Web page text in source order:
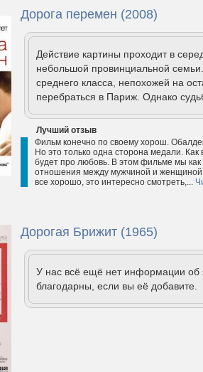
Дорога перемен (2008)
Действие картины проходит в
небольшой провинциальной
среднего класса, непохожей на
перебраться в Париж. Однако
Лучший отзыв
Фильм конечно по своему хорош.
Но это только одна сторона медали.
будет про любовь. В этом фильме мы
отношения между мужчиной и
все хорошо, это интересно смотреть,...
Дорогая Брижит (1965)
У нас всё ещё нет информации
благодарны, если вы её добавите.